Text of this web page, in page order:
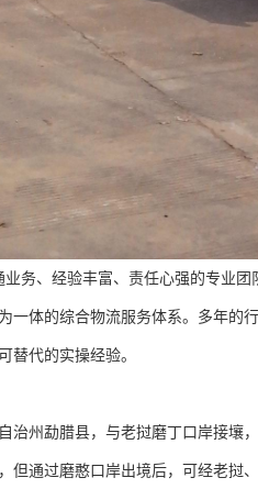
务、经验丰富、责任心强的专业
一体的综合物流服务体系。多年的
替代的实操经验。
治州勐腊县，与老挝磨丁口岸接壤
但通过磨憨口岸出境后，可经老挝